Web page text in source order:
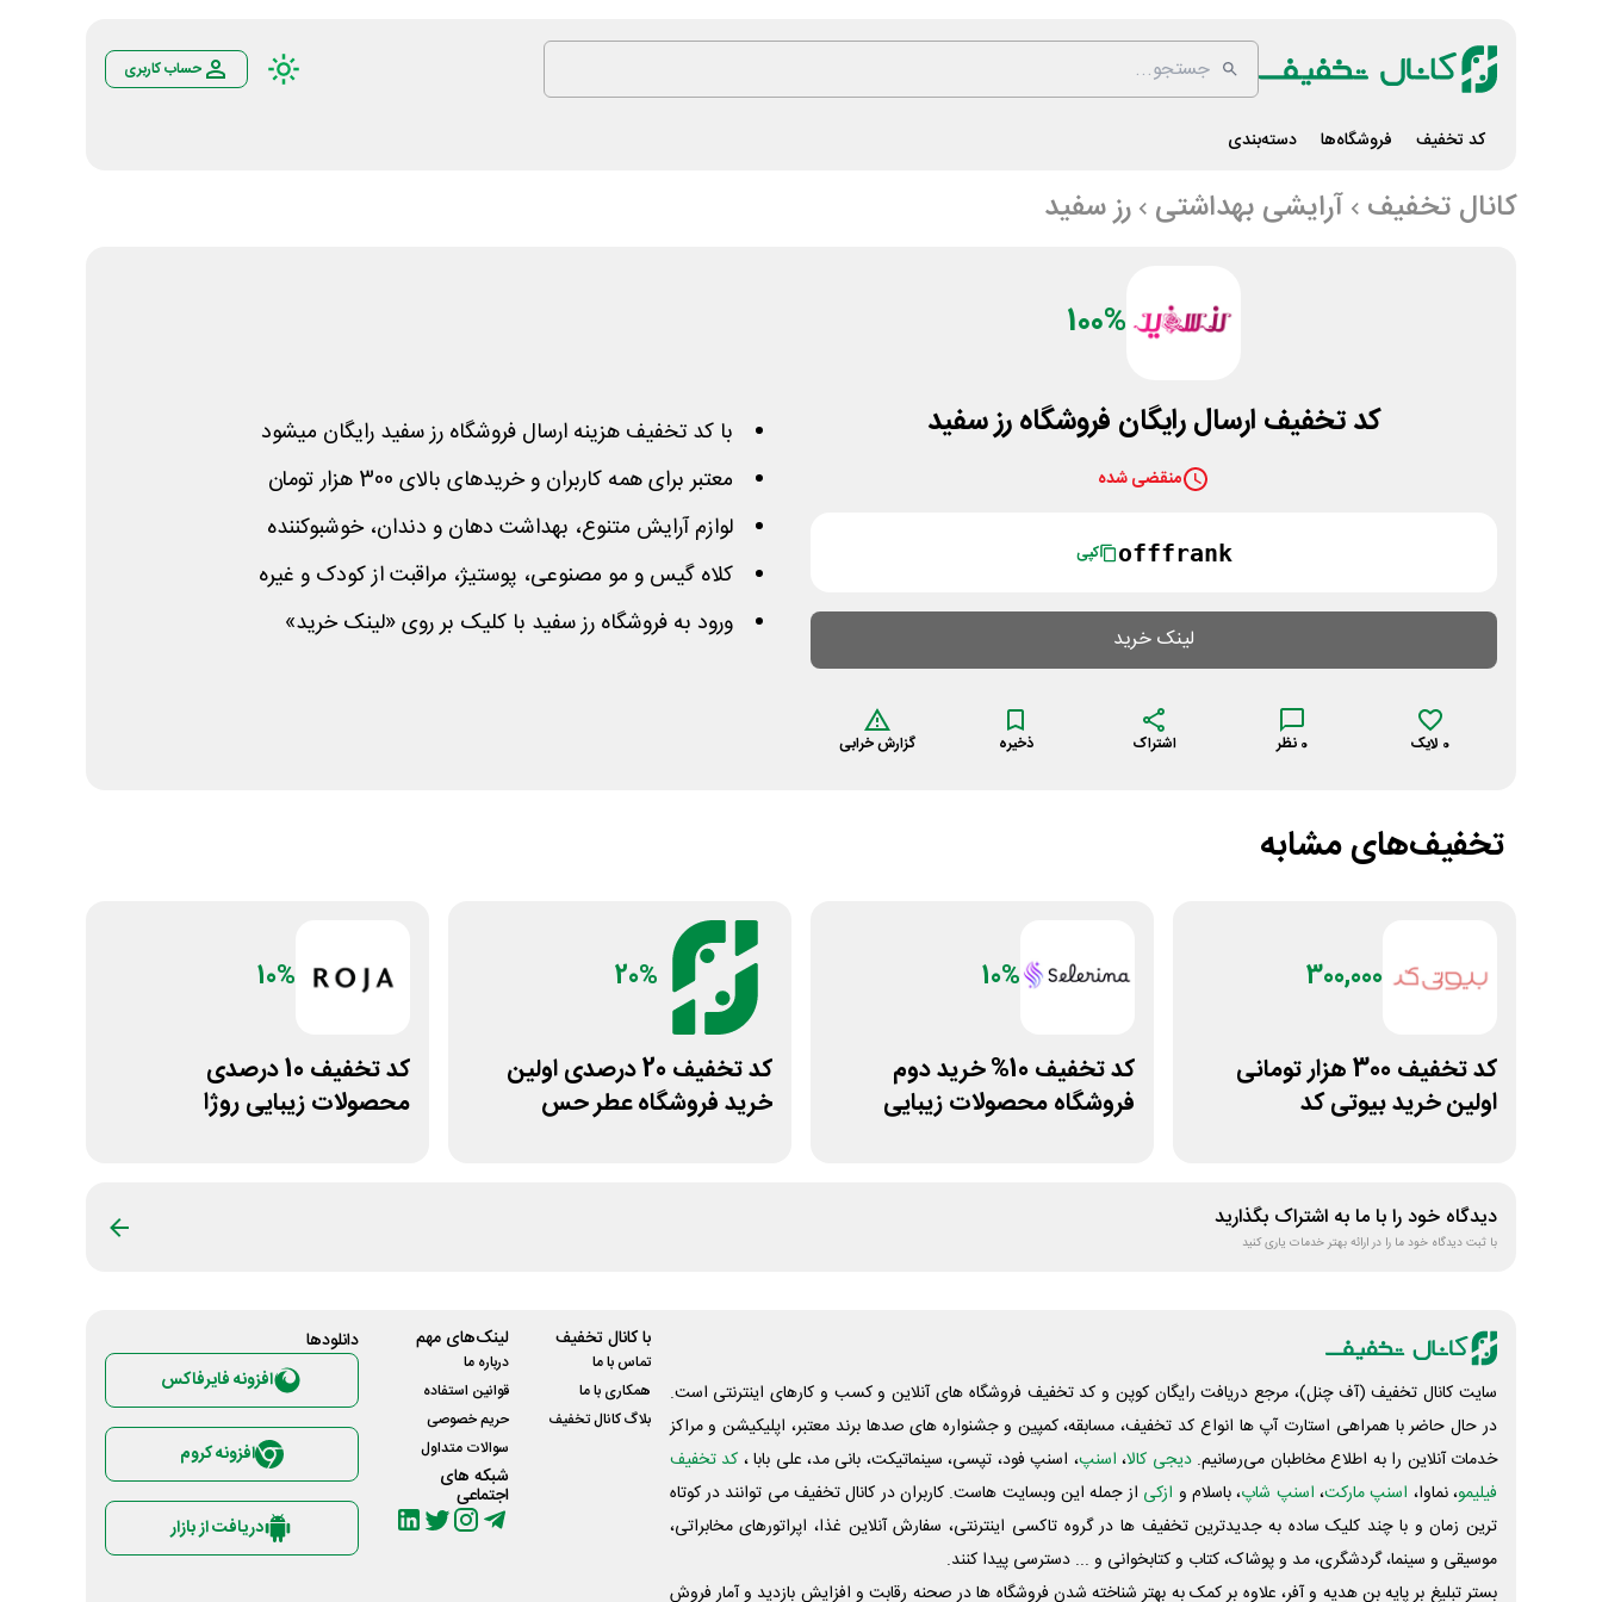
حساب کاربری
کد تخفیف فروشگاه‌ها دسته‌بندی
کانال تخفیف آرایشی بهداشتی رز سفید
100%
کد تخفیف ارسال رایگان فروشگاه رز سفید
منقضی شده
offfrank کپی
لینک خرید
0 لایک 0 نظر اشتراک ذخیره گزارش خرابی
با کد تخفیف هزینه ارسال فروشگاه رز سفید رایگان میشود
معتبر برای همه کاربران و خریدهای بالای 300 هزار تومان
لوازم آرایش متنوع، بهداشت دهان و دندان، خوشبوکننده
کلاه گیس و مو مصنوعی، پوستیژ، مراقبت از کودک و غیره
ورود به فروشگاه رز سفید با کلیک بر روی «لینک خرید»
تخفیف‌های مشابه
300,000
کد تخفیف 300 هزار تومانی
اولین خرید بیوتی کد
10%
کد تخفیف 10% خرید دوم
فروشگاه محصولات زیبایی
20%
کد تخفیف 20 درصدی اولین
خرید فروشگاه عطر حس
10%
کد تخفیف 10 درصدی
محصولات زیبایی روژا
دیدگاه خود را با ما به اشتراک بگذارید
با ثبت دیدگاه خود ما را در ارائه بهتر خدمات یاری کنید
سایت کانال تخفیف (آف چنل)، مرجع دریافت رایگان کوپن و کد تخفیف فروشگاه های آنلاین و کسب و‌ کارهای اینترنتی است.
در حال حاضر با همراهی استارت آپ ها انواع کد تخفیف، مسابقه، کمپین و جشنواره های صدها برند معتبر، اپلیکیشن و مراکز
خدمات آنلاین را به اطلاع مخاطبان می‌رسانیم. دیجی کالا، اسنپ، اسنپ فود، تپسی، سینماتیکت، بانی مد، علی‌ بابا ، کد تخفیف
فیلیمو، نماوا، اسنپ مارکت، اسنپ شاپ، باسلام و ازکی از جمله این وبسایت ‌هاست. کاربران در کانال تخفیف می توانند در کوتاه
ترین زمان و با چند کلیک ساده به جدیدترین تخفیف ها در گروه تاکسی اینترنتی، سفارش آنلاین غذا، اپراتورهای مخابراتی،
موسیقی و سینما، گردشگری، مد و پوشاک، کتاب و کتابخوانی و ... دسترسی پیدا کنند.
بستر تبلیغ بر پایه بن هدیه و آفر، علاوه بر کمک به بهتر شناخته شدن فروشگاه ها در صحنه رقابت و افزایش بازدید و آمار فروش
با کانال تخفیف
تماس با ما
همکاری با ما
بلاگ کانال تخفیف
لینک‌های مهم
درباره ما
قوانین استفاده
حریم خصوصی
سوالات متداول
شبکه های
اجتماعی
دانلود‌ها
افزونه فایرفاکس
افزونه کروم
دریافت از بازار